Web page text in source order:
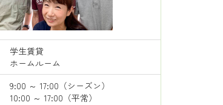
学生賃貸
ホームルーム
9:00 ～ 17:00（シーズン）
10:00 ～ 17:00（平常）